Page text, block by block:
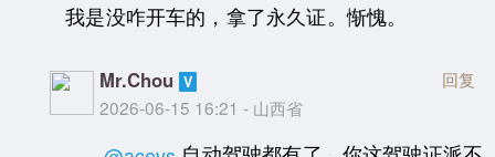
我是没咋开车的，拿了永久证。惭愧。
Mr.Chou
2026-06-15 16:21 - 山西省
回复